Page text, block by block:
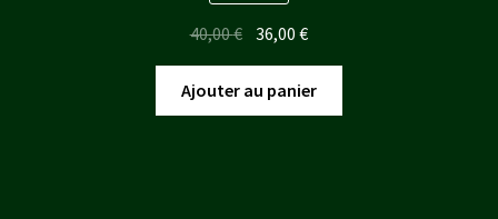
40,00€ Le
initial
était :
36,00€Le
actuel
est :
Ajouter au panier